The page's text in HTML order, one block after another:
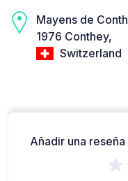
Mayens de
1976 Conthey,
Switzerland
Añadir una